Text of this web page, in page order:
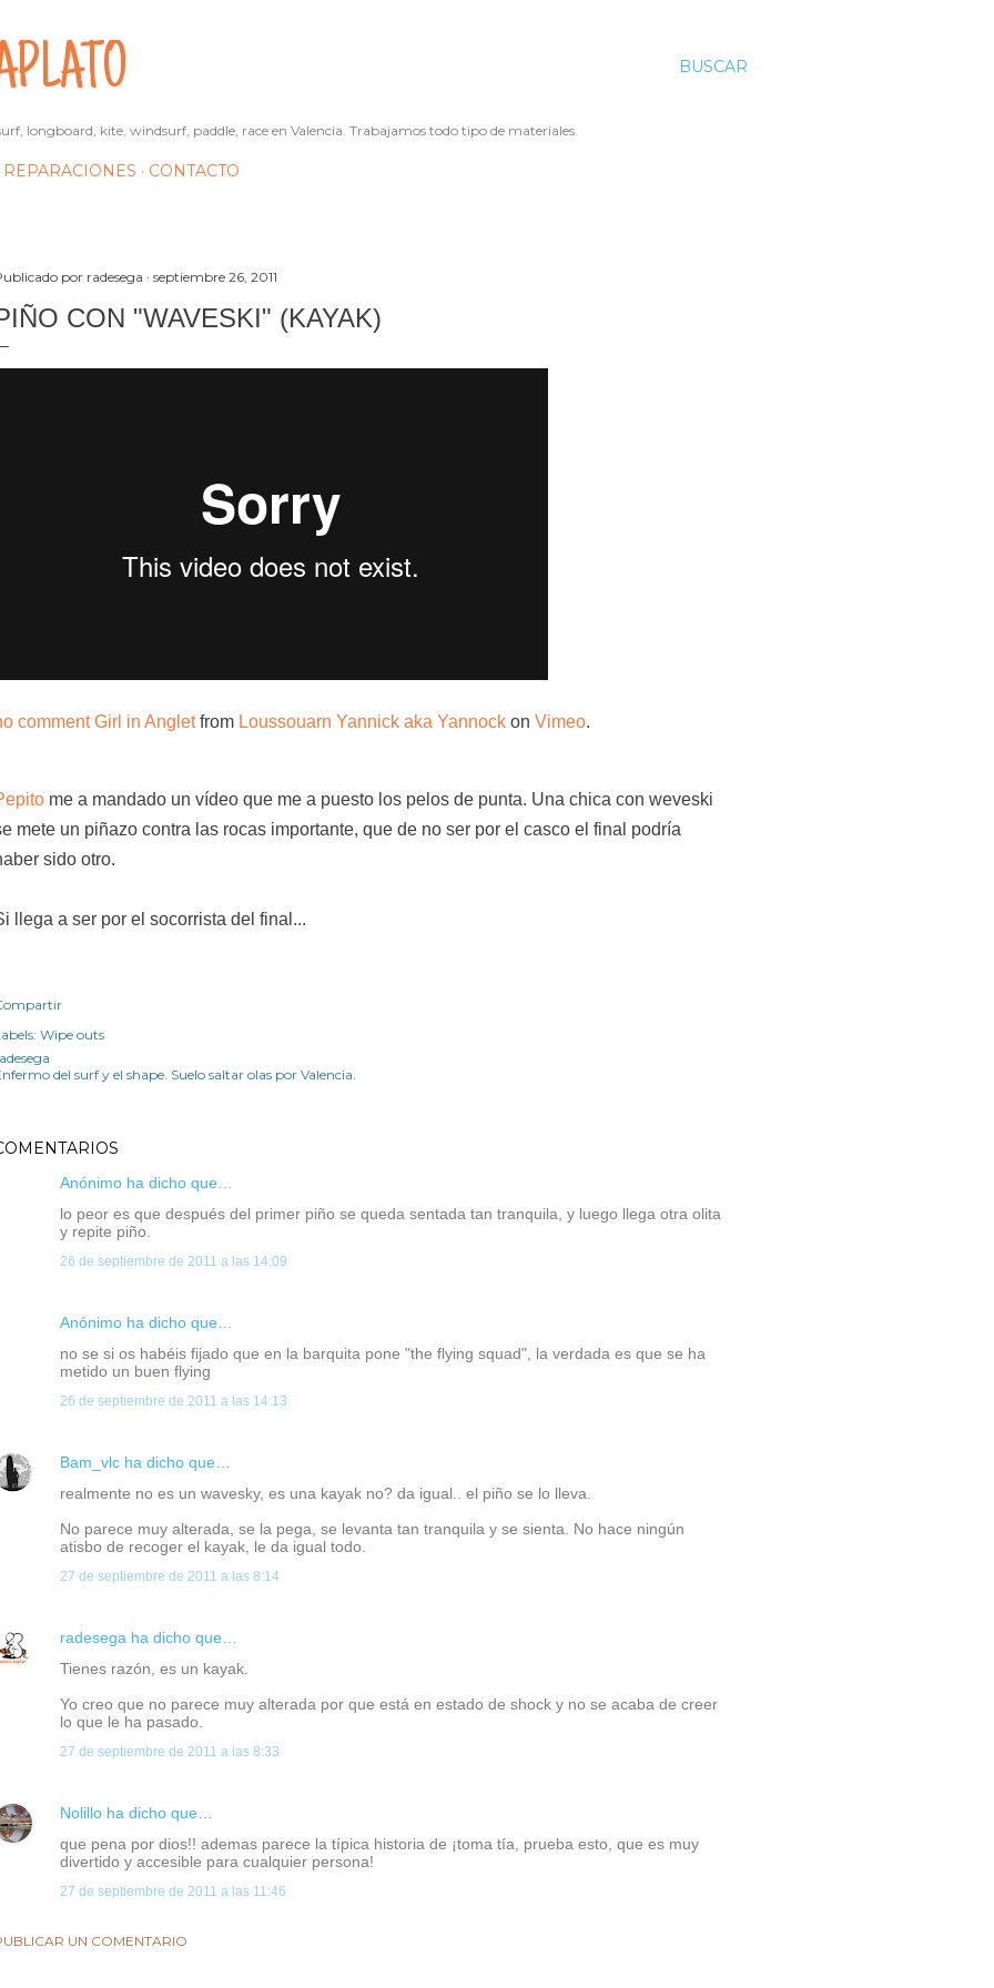
BUSCAR
longboard, kite, windsurf, paddle, race en Valencia. Trabajamos todo tipo de materiales.
REPARACIONES CONTACTO
por radesega septiembre 26, 2011
CON "WAVESKI" (KAYAK)
comment Girl in Angletfrom Loussouarn Yannick aka Yannock on Vimeo.
me a mandado un vídeo que me a puesto los pelos de punta. Una chica con weveski
mete un piñazo contra las rocas importante, que de no ser por el casco el final podría
sido otro.
llega a ser por el socorrista del final...
Wipe outs
del surf y el shape. Suelo saltar olas por Valencia.
Anónimo ha dicho que…
lo peor es que después del primer piño se queda sentada tan tranquila, y luego llega otra olita
y repite piño.
26 de septiembre de 2011 a las 14:09
Anónimo ha dicho que…
no se si os habéis fijado que en la barquita pone "the flying squad", la verdada es que se ha
metido un buen flying
26 de septiembre de 2011 a las 14:13
Bam_vlc ha dicho que…
realmente no es un wavesky, es una kayak no? da igual.. el piño se lo lleva.
No parece muy alterada, se la pega, se levanta tan tranquila y se sienta. No hace ningún
atisbo de recoger el kayak, le da igual todo.
27 de septiembre de 2011 a las 8:14
radesega ha dicho que…
Tienes razón, es un kayak.
Yo creo que no parece muy alterada por que está en estado de shock y no se acaba de creer
lo que le ha pasado.
27 de septiembre de 2011 a las 8:33
Nolillo ha dicho que…
que pena por dios!! ademas parece la típica historia de ¡toma tía, prueba esto, que es muy
divertido y accesible para cualquier persona!
27 de septiembre de 2011 a las 11:46
UN COMENTARIO